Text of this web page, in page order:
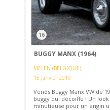
16
BUGGY MANX (1964)
MELEN (BELGIQUE)
15 janvier 2019
Vends Buggy Manx VW de
buggy qui décoiffe ! Un
minutieuse pour un engin